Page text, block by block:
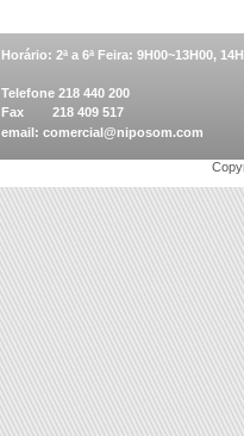
Horário: 2ª a 6ª Feira: 9H00~13H00,
Telefone 218 440 200
Fax 218 409 517
email: comercial@niposom.com